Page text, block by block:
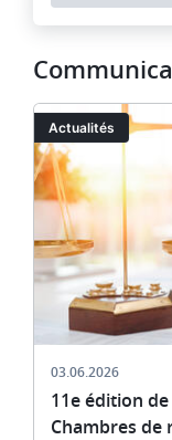
Image
Actualités
03.06.2026
11e édition
Chambres de